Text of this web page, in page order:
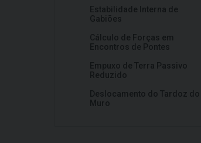
Estabilidade Interna de
Gabiões
Cálculo de Forças em
Encontros de Pontes
Empuxo de Terra Passivo
Reduzido
Deslocamento do Tardoz do
Muro